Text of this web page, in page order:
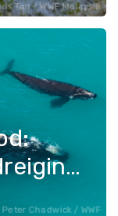
Tan / WWF Malaysia
Peter Chadwick / WWF
comebacks en bedreigingen